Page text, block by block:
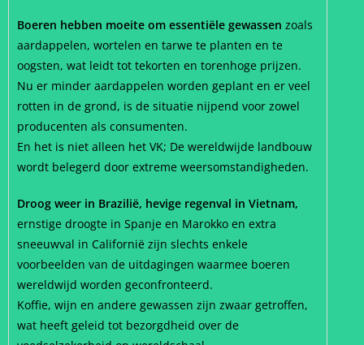
Boeren hebben moeite om essentiële gewassen zoals
aardappelen, wortelen en tarwe te planten en te
oogsten, wat leidt tot tekorten en torenhoge prijzen.
Nu er minder aardappelen worden geplant en er veel
rotten in de grond, is de situatie nijpend voor zowel
producenten als consumenten.
En het is niet alleen het VK; De wereldwijde landbouw
wordt belegerd door extreme weersomstandigheden.
Droog weer in Brazilië, hevige regenval in Vietnam,
ernstige droogte in Spanje en Marokko en extra
sneeuwval in Californië zijn slechts enkele
voorbeelden van de uitdagingen waarmee boeren
wereldwijd worden geconfronteerd.
Koffie, wijn en andere gewassen zijn zwaar getroffen,
wat heeft geleid tot bezorgdheid over de